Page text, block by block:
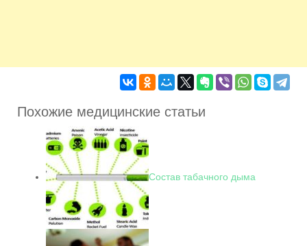
Похожие медицинские статьи
Состав табачного дыма